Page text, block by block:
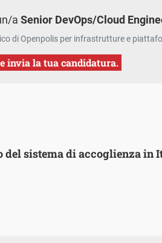
aSenior DevOps/Cloud
di Openpolis per infrastrutture e
invia la tua candidatura.
del sistema di accoglienza in